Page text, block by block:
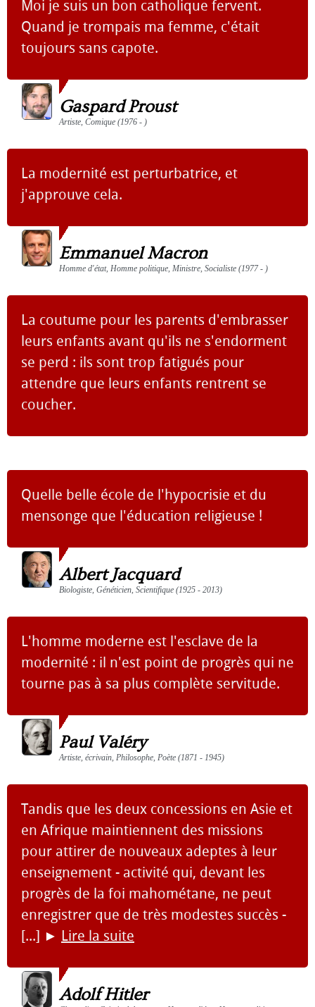
Moi je suis un bon catholique fervent.
Quand je trompais ma femme, c'était
toujours sans capote.
Gaspard Proust
Artiste, Comique (1976 - )
La modernité est perturbatrice, et
j'approuve cela.
Emmanuel Macron
Homme d'état, Homme politique, Ministre, Socialiste (1977 - )
La coutume pour les parents d'embrasser
leurs enfants avant qu'ils ne s'endorment
se perd : ils sont trop fatigués pour
attendre que leurs enfants rentrent se
coucher.
Quelle belle école de l'hypocrisie et du
mensonge que l'éducation religieuse !
Albert Jacquard
Biologiste, Généticien, Scientifique (1925 - 2013)
L'homme moderne est l'esclave de la
modernité : il n'est point de progrès qui ne
tourne pas à sa plus complète servitude.
Paul Valéry
Artiste, écrivain, Philosophe, Poète (1871 - 1945)
Tandis que les deux concessions en Asie et
en Afrique maintiennent des missions
pour attirer de nouveaux adeptes à leur
enseignement - activité qui, devant les
progrès de la foi mahométane, ne peut
enregistrer que de très modestes succès -
[...] ► Lire la suite
Adolf Hitler